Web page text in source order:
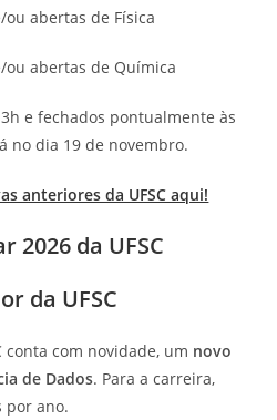
abertas de Física
ou abertas de Química
e fechados pontualmente às
no dia 19 de novembro.
anteriores da UFSC aqui!
2026 da UFSC
da UFSC
conta com novidade, um novo
de Dados. Para a carreira,
por ano.